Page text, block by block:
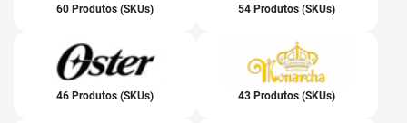
60 Produtos (SKUs) 54 Produtos (SKUs)
46 Produtos (SKUs) 43 Produtos (SKUs)